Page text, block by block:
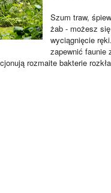
Szum traw,
żab - możesz
wyciągnięcie
zapewnić faunie
rozmaite bakterie